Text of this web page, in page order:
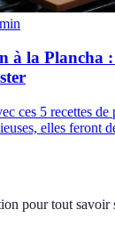
min
à la Plancha
ces 5 recettes de
elles feront
pour tout savoir